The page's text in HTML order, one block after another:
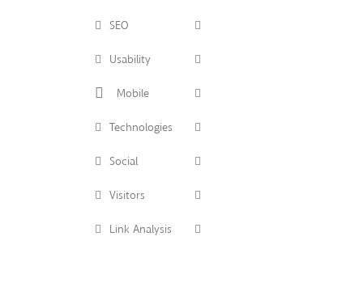
SEO
Usability
Mobile
Technologies
Social
Visitors
Link Analysis